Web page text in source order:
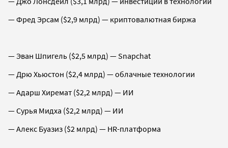
— Фред Эрсам ($2,9 млрд) — криптовалютная биржа
— Эван Шпигель ($2,5 млрд) — Snapchat
— Дрю Хьюстон ($2,4 млрд) — облачные технологии
— Адарш Хиремат ($2,2 млрд) — ИИ
— Сурья Мидха ($2,2 млрд) — ИИ
— Алекс Буазиз ($2 млрд) — HR-платформа